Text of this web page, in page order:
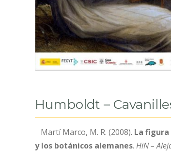
Humboldt –
Martí Marco, M. R. (2008). La
y los botánicos alemanes. HiN –